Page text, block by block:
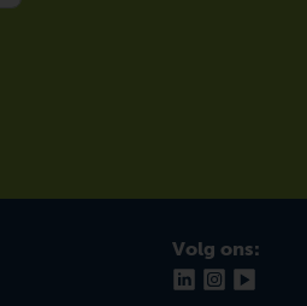
Volg ons: